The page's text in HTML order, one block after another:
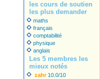
les cours de soutien
les plus demander
maths
français
comptabilité
physique
anglais
Les 5 membres les
mieux notés
zahr 10.0/10